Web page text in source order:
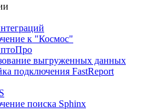
к "Космос"
выгруженных данных
подключения FastReport
поиска Sphinx